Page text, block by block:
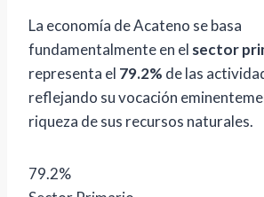
La economía de Acateno se basa
fundamentalmente en el sector
representa el 79.2% de las
reflejando su vocación
riqueza de sus recursos naturales.
79.2%